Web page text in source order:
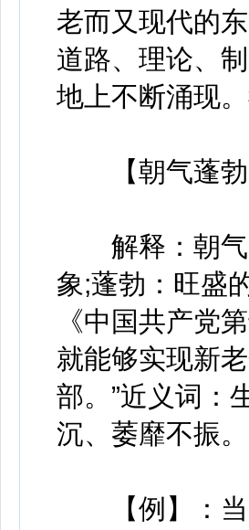
老而又现代的
道路、理论、
地上不断涌现
【朝气蓬勃
解释：朝气
象;蓬勃：旺盛
《中国共产党
就能够实现新
部。”近义词：
沉、萎靡不振
【例】：当